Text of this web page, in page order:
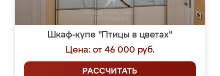
Шкаф-купе "Птицы в цветах"
Цена: от 46 000 руб.
РАССЧИТАТЬ